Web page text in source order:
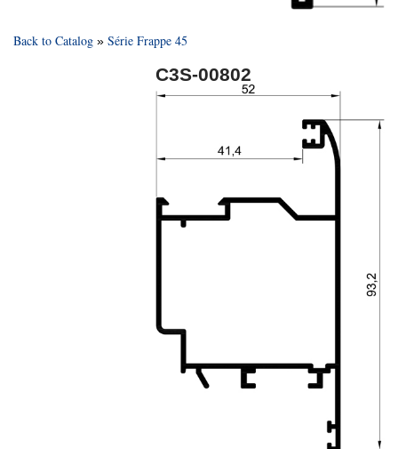
Back to Catalog Série Frappe 45
C3S-00802